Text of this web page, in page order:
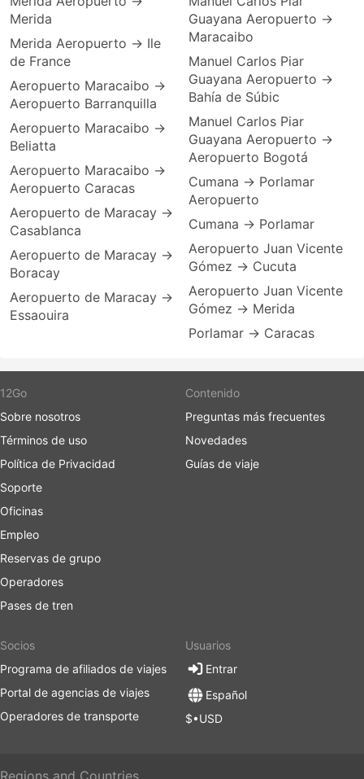
Merida
Merida Aeropuerto → Ile
de France
Aeropuerto Maracaibo →
Aeropuerto Barranquilla
Aeropuerto Maracaibo →
Beliatta
Aeropuerto Maracaibo →
Aeropuerto Caracas
Aeropuerto de Maracay →
Casablanca
Aeropuerto de Maracay →
Boracay
Aeropuerto de Maracay →
Essaouira
Guayana Aeropuerto →
Maracaibo
Manuel Carlos Piar
Guayana Aeropuerto →
Bahía de Súbic
Manuel Carlos Piar
Guayana Aeropuerto →
Aeropuerto Bogotá
Cumana → Porlamar
Aeropuerto
Cumana → Porlamar
Aeropuerto Juan Vicente
Gómez → Cucuta
Aeropuerto Juan Vicente
Gómez → Merida
Porlamar → Caracas
12Go
Sobre nosotros
Términos de uso
Política de Privacidad
Soporte
Oficinas
Empleo
Reservas de grupo
Operadores
Pases de tren
Contenido
Preguntas más frecuentes
Novedades
Guías de viaje
Socios
Programa de afiliados de viajes
Portal de agencias de viajes
Operadores de transporte
Usuarios
Entrar
Español
$•USD
Regions and Countries